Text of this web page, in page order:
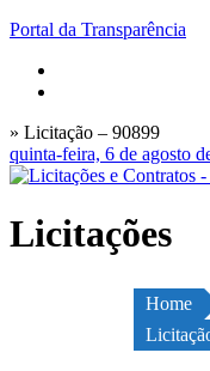
Portal da Transparência
» Licitação – 90899
quinta-feira, 6 de agosto
Licitações
Home